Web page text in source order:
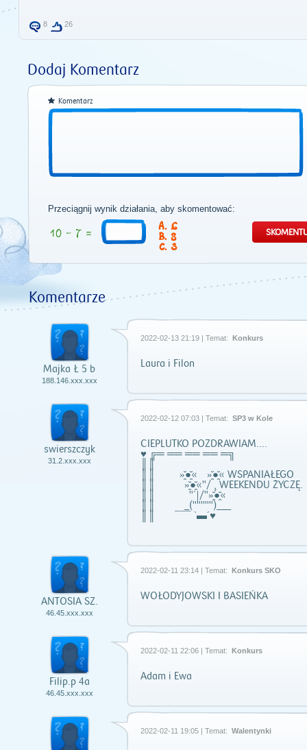
8 26
Dodaj Komentarz
Komentarz
Przeciągnij wynik działania, aby skomentować:
6
8
3
Komentarze
Majka Ł 5 b
188.146.xxx.xxx
2022-02-13 21:19 | Temat: Konkurs
Laura i Filon
swierszczyk
31.2.xxx.xxx
2022-02-12 07:03 | Temat: SP3 w Kole
CIEPLUTKO POZDRAWIAM....
♥ ╔═ ══ ══ ══ ═╗
║║
║║ »̯̆●̯̆« »̯̆●̯̆« WSPANIAŁEGO
║║ »̯̆●̯̆«"/ ¸ WEEKENDU ŻYCZĘ.
║║ "´|/"»̯̆●̯̆«
║║ _(""""")___
║║ ¯¯¯ `▬´♥
ANTOSIA SZ.
46.45.xxx.xxx
2022-02-11 23:14 | Temat: Konkurs SKO
WOŁODYJOWSKI I BASIEŃKA
Filip.p 4a
46.45.xxx.xxx
2022-02-11 22:06 | Temat: Konkurs
Adam i Ewa
2022-02-11 19:05 | Temat: Walentynki